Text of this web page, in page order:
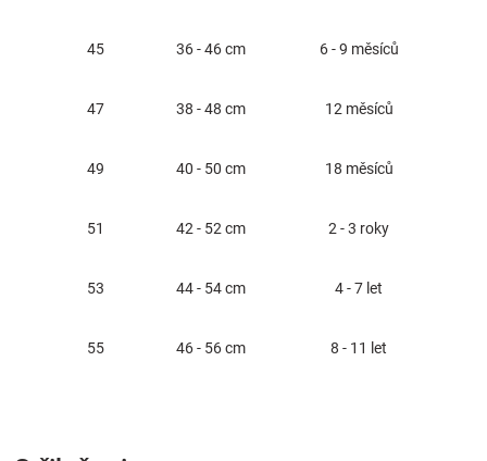
45 36 - 46 cm 6 - 9 měsíců
47 38 - 48 cm 12 měsíců
49 40 - 50 cm 18 měsíců
51 42 - 52 cm 2 - 3 roky
53 44 - 54 cm 4 - 7 let
55 46 - 56 cm 8 - 11 let